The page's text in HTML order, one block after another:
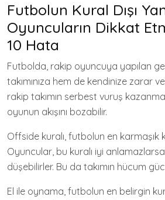
Futbolun Kural Dışı
Oyuncuların Dikkat
10 Hata
Futbolda, rakip oyuncuya yapılan
takımınıza hem de kendinize zarar
rakip takımın serbest vuruş
oyunun akışını bozabilir.
Offside kuralı, futbolun en karmaşık
Oyuncular, bu kuralı iyi
düşebilirler. Bu da takımın hücum
El ile oynama, futbolun en belirgin